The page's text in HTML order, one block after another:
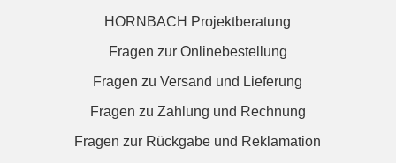
HORNBACH Projektberatung
Fragen zur Onlinebestellung
Fragen zu Versand und Lieferung
Fragen zu Zahlung und Rechnung
Fragen zur Rückgabe und Reklamation